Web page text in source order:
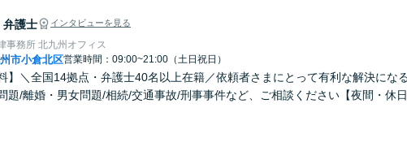
弁護士 インタビューを見る
事務所 北九州オフィス
市小倉北区営業時間：09:00~21:00（土日祝日）
】＼全国14拠点・弁護士40名以上在籍／依頼者さまにとって有利な解決にな
題/離婚・男女問題/相続/交通事故/刑事事件など、ご相談ください【夜間・休日